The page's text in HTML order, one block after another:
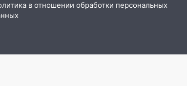
в отношении обработки персональных